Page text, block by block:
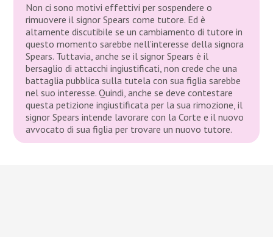
Non ci sono motivi effettivi per sospendere o
rimuovere il signor Spears come tutore. Ed è
altamente discutibile se un cambiamento di tutore in
questo momento sarebbe nell’interesse della signora
Spears. Tuttavia, anche se il signor Spears è il
bersaglio di attacchi ingiustificati, non crede che una
battaglia pubblica sulla tutela con sua figlia sarebbe
nel suo interesse. Quindi, anche se deve contestare
questa petizione ingiustificata per la sua rimozione, il
signor Spears intende lavorare con la Corte e il nuovo
avvocato di sua figlia per trovare un nuovo tutore.